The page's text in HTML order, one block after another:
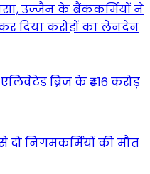
उज्जैन के बैंककर्मियों ने
दिया करोड़ों का लेनदेन
ब्रिज के ₹416 करोड़
निगमकर्मियों की मौत